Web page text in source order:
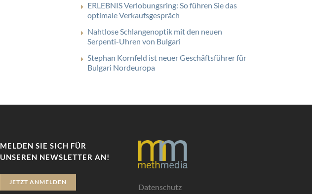
ERLEBNIS Verlobungsring: So führen Sie das
optimale Verkaufsgespräch
Nahtlose Schlangenoptik mit den neuen
Serpenti-Uhren von Bulgari
Stephan Kornfeld ist neuer Geschäftsführer für
Bulgari Nordeuropa
MELDEN SIE SICH FÜR
UNSEREN NEWSLETTER AN!
JETZT ANMELDEN
Datenschutz